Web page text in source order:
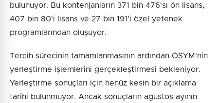
bulunuyor. Bu kontenjanların 371 bin 476'sı ön lisans,
407 bin 80'i lisans ve 27 bin 191'i özel yetenek
programlarından oluşuyor.
Tercih sürecinin tamamlanmasının ardından ÖSYM'nin
yerleştirme işlemlerini gerçekleştirmesi bekleniyor.
Yerleştirme sonuçları için henüz kesin bir açıklama
tarihi bulunmuyor. Ancak sonuçların ağustos ayının